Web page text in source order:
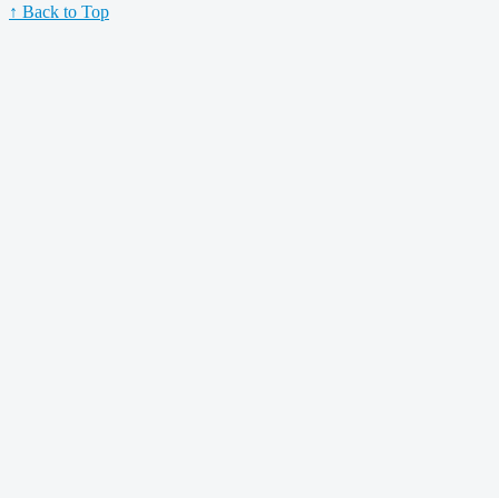
↑ Back to Top